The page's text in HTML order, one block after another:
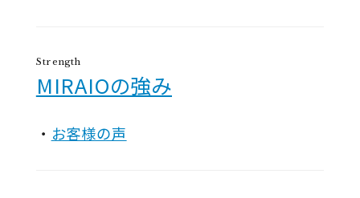
Strength
MIRAIOの強み
お客様の声